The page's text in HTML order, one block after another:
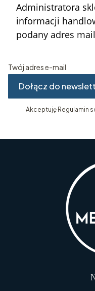
Administratora
informacji
podany adres
Twój adres e-mail
Dołącz do
Akceptuję Regulamin